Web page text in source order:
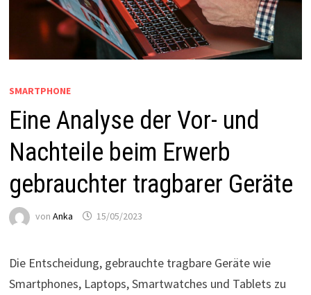
SMARTPHONE
Eine Analyse der Vor- und
Nachteile beim Erwerb
gebrauchter tragbarer Geräte
von Anka 15/05/2023
Die Entscheidung, gebrauchte tragbare Geräte wie
Smartphones, Laptops, Smartwatches und Tablets zu